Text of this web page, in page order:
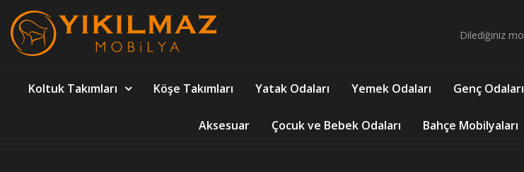
Koltuk Takımları Köşe Takımları Yatak Odaları Yemek Odaları Genç Odaları
Aksesuar Çocuk ve Bebek Odaları Bahçe Mobilyaları